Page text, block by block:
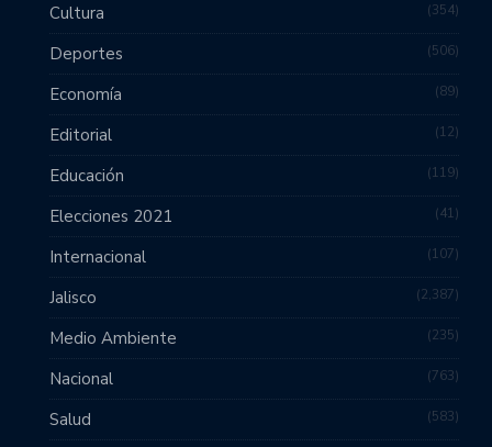
Cultura 354
Deportes 506
Economía 89
Editorial 12
Educación 119
Elecciones 2021 41
Internacional 107
Jalisco 2,387
Medio Ambiente 235
Nacional 763
Salud 583